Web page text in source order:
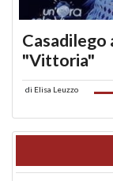
Casadilego
"Vittoria"
di Elisa Leuzzo